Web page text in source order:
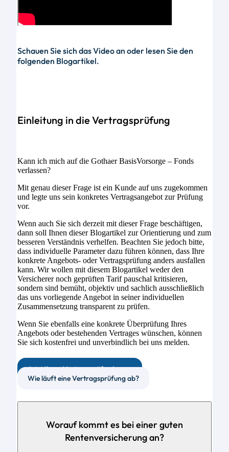
Schauen Sie sich das Video an oder lesen Sie den
folgenden Blogartikel.
Einleitung in die Vertragsprüfung
Kann ich mich auf die Gothaer BasisVorsorge – Fonds
verlassen?
Mit genau dieser Frage ist ein Kunde auf uns zugekommen
und legte uns sein konkretes Vertragsangebot zur Prüfung
vor.
Wenn auch Sie sich derzeit mit dieser Frage beschäftigen,
dann soll Ihnen dieser Blogartikel zur Orientierung und zum
besseren Verständnis verhelfen. Beachten Sie jedoch bitte,
dass individuelle Parameter dazu führen können, dass Ihre
konkrete Angebots- oder Vertragsprüfung anders ausfallen
kann. Wir wollen mit diesem Blogartikel weder den
Versicherer noch geprüften Tarif pauschal kritisieren,
sondern sind bemüht, objektiv und sachlich ausschließlich
das uns vorliegende Angebot in seiner individuellen
Zusammensetzung transparent zu prüfen.
Wenn Sie ebenfalls eine konkrete Überprüfung Ihres
Angebots oder bestehenden Vertrages wünschen, können
Sie sich kostenfrei und unverbindlich bei uns melden.
Jetzt Ihren Vertrag prüfen lassen
Wie läuft eine Vertragsprüfung ab?
Worauf kommt es bei einer guten
Rentenversicherung an?